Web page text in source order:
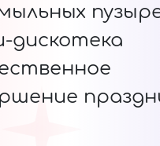
дискотека